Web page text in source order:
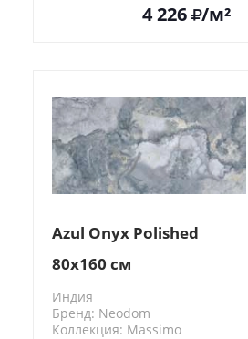
4 226 /м²
Azul Onyx Polished
80x160 см
Индия
Бренд: Neodom
Коллекция: Massimo